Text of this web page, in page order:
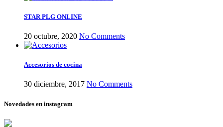
STAR PLG ONLINE
20 octubre, 2020 No Comments
Accesorios de cocina
30 diciembre, 2017 No Comments
Novedades en instagram